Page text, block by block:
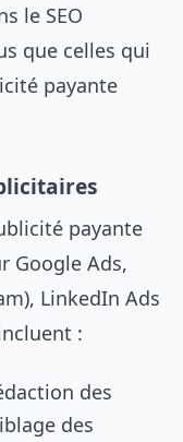
le SEO
que celles qui
payante
payante
Google Ads,
LinkedIn Ads
:
des
des